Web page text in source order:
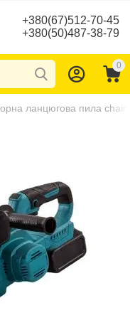
+380(67)512-70-45
+380(50)487-38-79
0